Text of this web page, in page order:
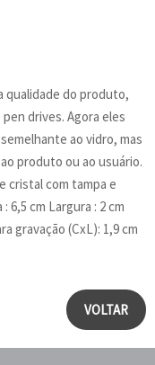
qualidade do produto,
drives. Agora eles
ao vidro, mas
produto ou ao usuário.
cristal com tampa e
6,5 cm Largura : 2 cm
gravação (CxL): 1,9 cm
VOLTAR